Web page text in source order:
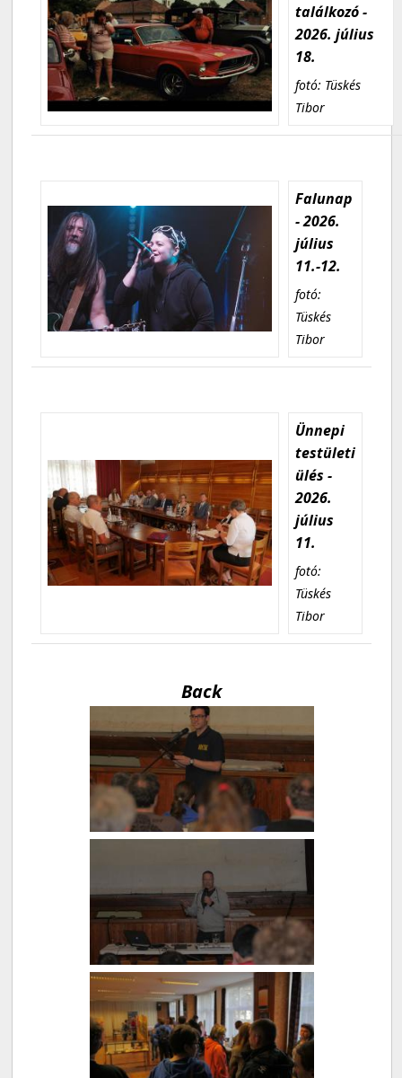
találkozó -
2026. július
18.
fotó: Tüskés
Tibor
Falunap
- 2026.
július
11.-12.
fotó:
Tüskés
Tibor
Ünnepi
testületi
ülés -
2026.
július
11.
fotó:
Tüskés
Tibor
Back